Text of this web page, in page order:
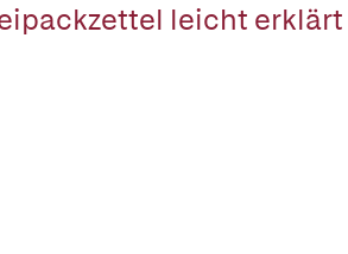
leicht erklärt